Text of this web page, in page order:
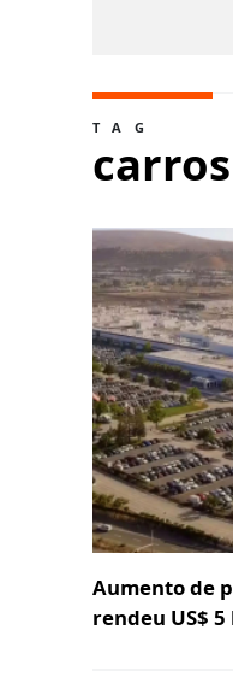
TAG
Aumento de
rendeu US$ 5